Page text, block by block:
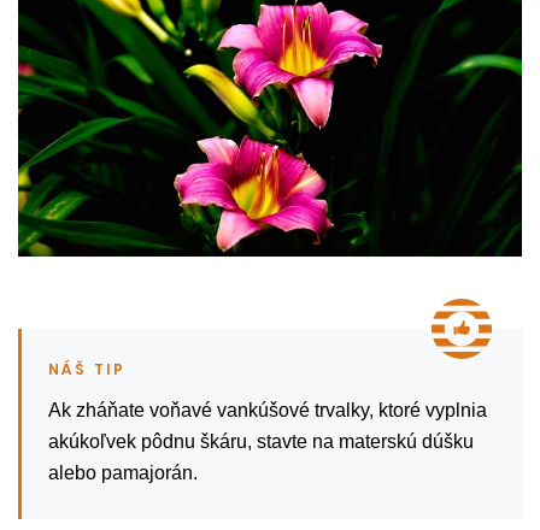
Ak zháňate voňavé vankúšové trvalky, ktoré vyplnia
akúkoľvek pôdnu škáru, stavte na materskú dúšku
alebo pamajorán.